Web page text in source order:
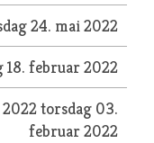
24. mai 2022
18. februar 2022
2022torsdag 03.
februar 2022